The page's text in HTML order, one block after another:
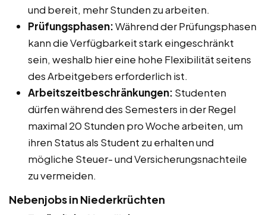
und bereit, mehr Stunden zu arbeiten.
Prüfungsphasen:Während der Prüfungsphasen
kann die Verfügbarkeit stark eingeschränkt
sein, weshalb hier eine hohe Flexibilität seitens
des Arbeitgebers erforderlich ist.
Arbeitszeitbeschränkungen: Studenten
dürfen während des Semesters in der Regel
maximal 20 Stunden pro Woche arbeiten, um
ihren Status als Student zu erhalten und
mögliche Steuer- und Versicherungsnachteile
zu vermeiden.
Nebenjobs in Niederkrüchten